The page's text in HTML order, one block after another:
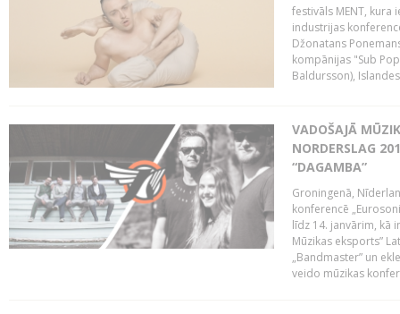
festivāls MENT, kura
industrijas
Džonatans
kompānijas "Sub
Baldursson),
VADOŠAJĀ
NORDERSLAG
“DAGAMBA”
Groningenā,
konferencē
līdz 14. janvārim, kā
Mūzikas eksports”
„Bandmaster” un
veido mūzikas